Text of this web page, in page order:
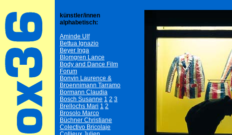
künstler/innen
alphabetisch:
Aminde Ulf
Bettua Ignazio
Beyer Inga
Blomgren Lance
Body and Dance Film
Forum
Bonvin Laurence &
Broennimann Tarramo
Bormann Claudia
Bosch Susanne 1 2 3
Brellochs Mari 1 2
Brosolo Marco
Büchner Christiane
Colectivo Bricolaje